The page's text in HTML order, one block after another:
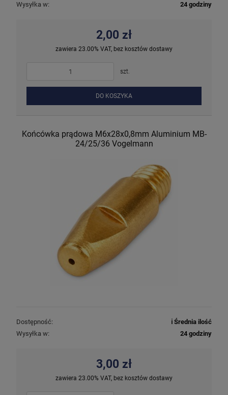
Wysyłka w:
24 godziny
2,00 zł
zawiera 23.00% VAT, bez kosztów dostawy
szt.
DO KOSZYKA
Końcówka prądowa M6x28x0,8mm Aluminium MB-
24/25/36 Vogelmann
Dostępność:
ℹ️ Średnia ilość
Wysyłka w:
24 godziny
3,00 zł
zawiera 23.00% VAT, bez kosztów dostawy